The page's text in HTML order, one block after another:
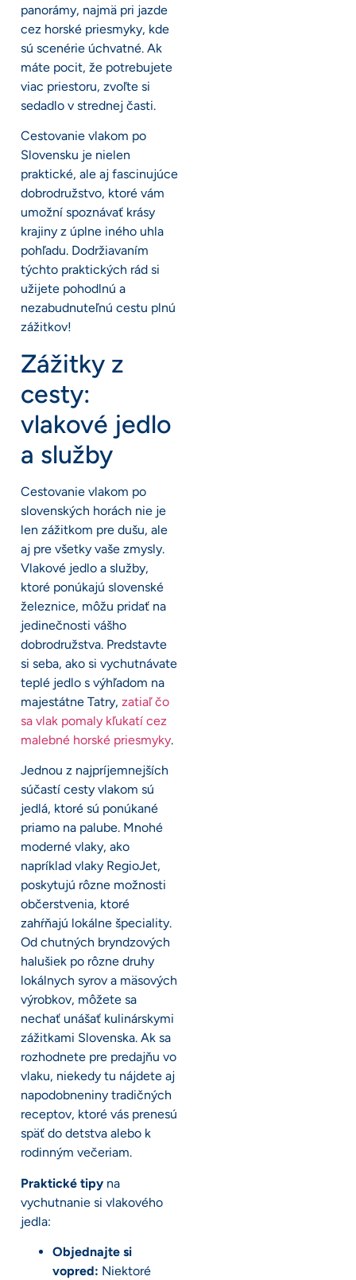
panorámy, najmä pri jazde
cez horské priesmyky, kde
sú scenérie úchvatné. Ak
máte pocit, že potrebujete
viac priestoru, zvoľte si
sedadlo v strednej časti.
Cestovanie vlakom po
Slovensku je nielen
praktické, ale aj fascinujúce
dobrodružstvo, ktoré vám
umožní spoznávať krásy
krajiny z úplne iného uhla
pohľadu. Dodržiavaním
týchto praktických rád si
užijete pohodlnú a
nezabudnuteľnú cestu plnú
zážitkov!
Zážitky z
cesty:
vlakové jedlo
a služby
Cestovanie vlakom po
slovenských horách nie je
len zážitkom pre dušu, ale
aj pre všetky vaše zmysly.
Vlakové jedlo a služby,
ktoré ponúkajú slovenské
železnice, môžu pridať na
jedinečnosti vášho
dobrodružstva. Predstavte
si seba, ako si vychutnávate
teplé jedlo s výhľadom na
majestátne Tatry, zatiaľ čo
sa vlak pomaly kľukatí cez
malebné horské priesmyky.
Jednou z najpríjemnejších
súčastí cesty vlakom sú
jedlá, ktoré sú ponúkané
priamo na palube. Mnohé
moderné vlaky, ako
napríklad vlaky RegioJet,
poskytujú rôzne možnosti
občerstvenia, ktoré
zahŕňajú lokálne špeciality.
Od chutných bryndzových
halušiek po rôzne druhy
lokálnych syrov a mäsových
výrobkov, môžete sa
nechať unášať kulinárskymi
zážitkami Slovenska. Ak sa
rozhodnete pre predajňu vo
vlaku, niekedy tu nájdete aj
napodobneniny tradičných
receptov, ktoré vás prenesú
späť do detstva alebo k
rodinným večeriam.
Praktické tipy na
vychutnanie si vlakového
jedla:
Objednajte si
vopred: Niektoré